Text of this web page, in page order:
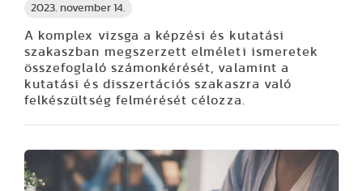
2023. november 14.
A komplex vizsga a képzési és kutatási
szakaszban megszerzett elméleti ismeretek
összefoglaló számonkérését, valamint a
kutatási és disszertációs szakaszra való
felkészültség felmérését célozza.